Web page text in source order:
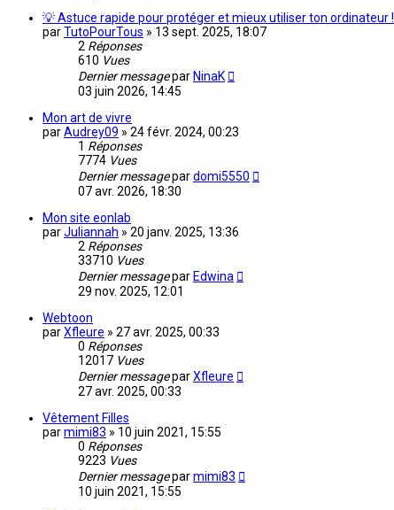
💡 Astuce rapide pour protéger et mieux utiliser ton ordinateur !
parTutoPourTous » 13 sept. 2025, 18:07
2 Réponses
610 Vues
Dernier messagepar NinaK
03 juin 2026, 14:45
Mon art de vivre
parAudrey09 » 24 févr. 2024, 00:23
1 Réponses
7774 Vues
Dernier messagepardomi5550
07 avr. 2026, 18:30
Mon site eonlab
parJuliannah » 20 janv. 2025, 13:36
2 Réponses
33710 Vues
Dernier messagepar Edwina
29 nov. 2025, 12:01
Webtoon
parXfleure » 27 avr. 2025, 00:33
0 Réponses
12017 Vues
Dernier messageparXfleure
27 avr. 2025, 00:33
Vêtement Filles
parmimi83 » 10 juin 2021, 15:55
0 Réponses
9223 Vues
Dernier messageparmimi83
10 juin 2021, 15:55